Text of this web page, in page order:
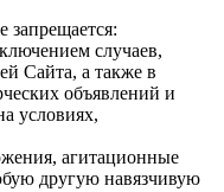
случаев,
Сайта, а также в
объявлений и
условиях,
агитационные
другую навязчивую